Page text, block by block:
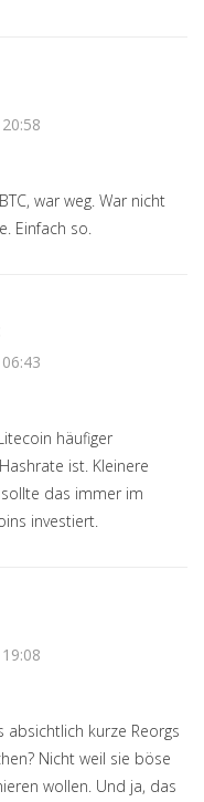
war weg. War nicht
Einfach so.
häufiger
ist. Kleinere
das immer im
investiert.
kurze Reorgs
Nicht weil sie böse
wollen. Und ja, das